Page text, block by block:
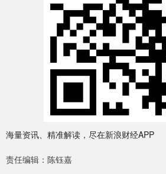
海量资讯、精准解读，尽在新浪财经APP
责任编辑：陈钰嘉